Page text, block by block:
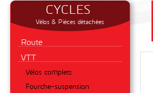
CYCLES
Vélos & Pièces détachées
Route
VTT
Vélos complets
Fourche-suspension